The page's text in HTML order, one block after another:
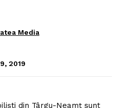
Media
2019
din Târgu-Neamţ sunt